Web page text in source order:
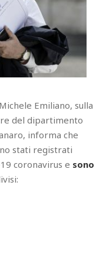
Emiliano, sulla
del dipartimento
informa che
stati registrati
coronavirus e sono